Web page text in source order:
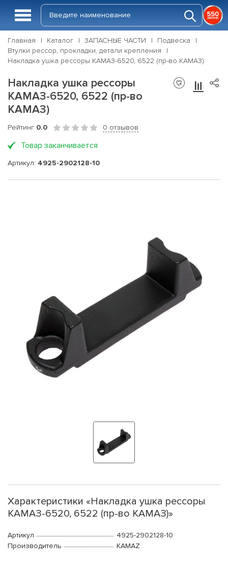
Главная Каталог ЗАПАСНЫЕ ЧАСТИ
Подвеска
Втулки рессор, прокладки, детали крепления
Накладка ушка рессоры КАМАЗ-6520, 6522 (пр-во КАМАЗ)
Накладка ушка рессоры
КАМАЗ-6520, 6522 (пр-во
КАМАЗ)
Рейтинг 0.0 0 отзывов
Товар заканчивается
Артикул: 4925-2902128-10
Характеристики «Накладка ушка рессоры
КАМАЗ-6520, 6522 (пр-во КАМАЗ)»
Артикул
4925-2902128-10
Производитель
KAMAZ